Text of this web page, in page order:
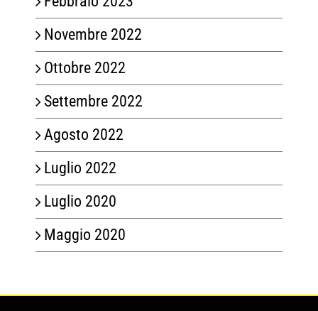
Novembre 2022
Ottobre 2022
Settembre 2022
Agosto 2022
Luglio 2022
Luglio 2020
Maggio 2020